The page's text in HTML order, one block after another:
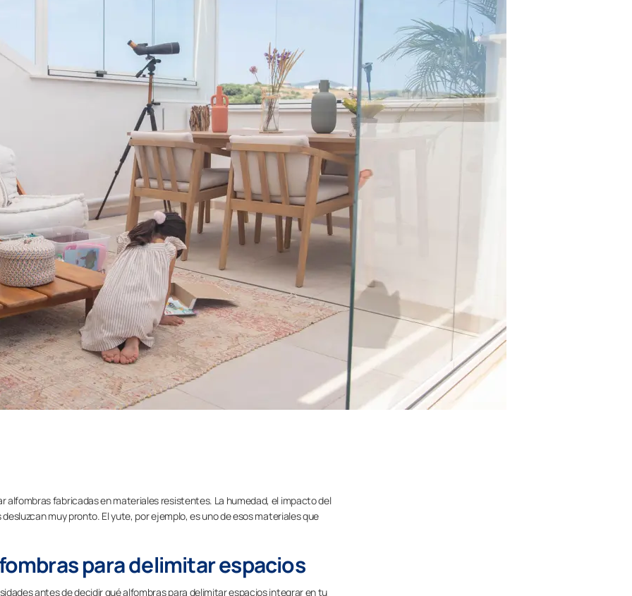
alfombras fabricadas en materiales resistentes. La humedad, el impacto del
muy pronto. El yute, por ejemplo, es uno de esos materiales que
para delimitar espacios
antes de decidir qué alfombras para delimitar espacios integrar en tu